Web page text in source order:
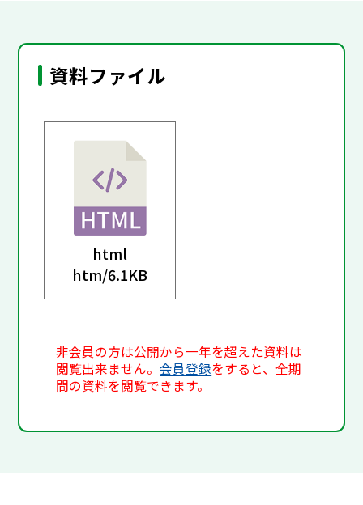
資料ファイル
html
htm/6.1KB
非会員の方は公開から一年を超えた資料は
閲覧出来ません。会員登録をすると、全期
間の資料を閲覧できます。